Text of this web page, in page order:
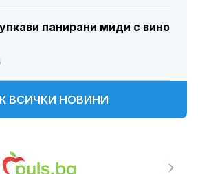
панирани миди с вино
ВСИЧКИ НОВИНИ